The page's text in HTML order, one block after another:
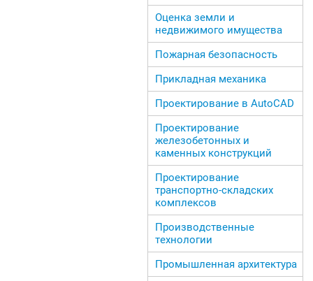
Оценка земли и
недвижимого имущества
Пожарная безопасность
Прикладная механика
Проектирование в AutoCAD
Проектирование
железобетонных и
каменных конструкций
Проектирование
транспортно-складских
комплексов
Производственные
технологии
Промышленная архитектура